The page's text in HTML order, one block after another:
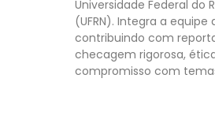
Universidade Federal do
(UFRN). Integra a equipe
contribuindo com
checagem rigorosa,
compromisso com